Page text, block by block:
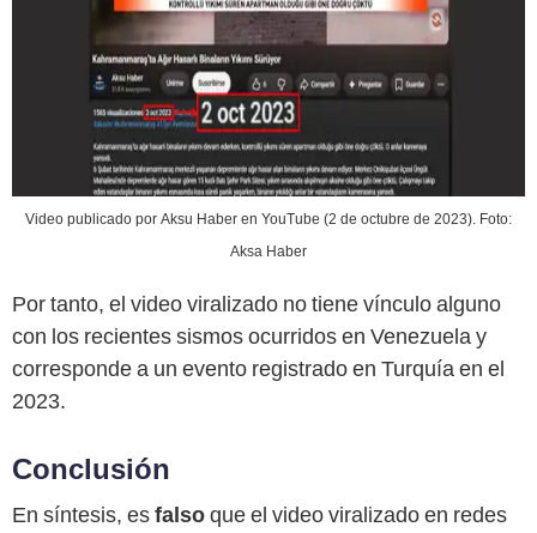
Video publicado por Aksu Haber en YouTube (2 de octubre de 2023). Foto:
Aksa Haber
Por tanto, el video viralizado no tiene vínculo alguno
con los recientes sismos ocurridos en Venezuela y
corresponde a un evento registrado en Turquía en el
2023.
Conclusión
En síntesis, esfalsoque el video viralizado en redes